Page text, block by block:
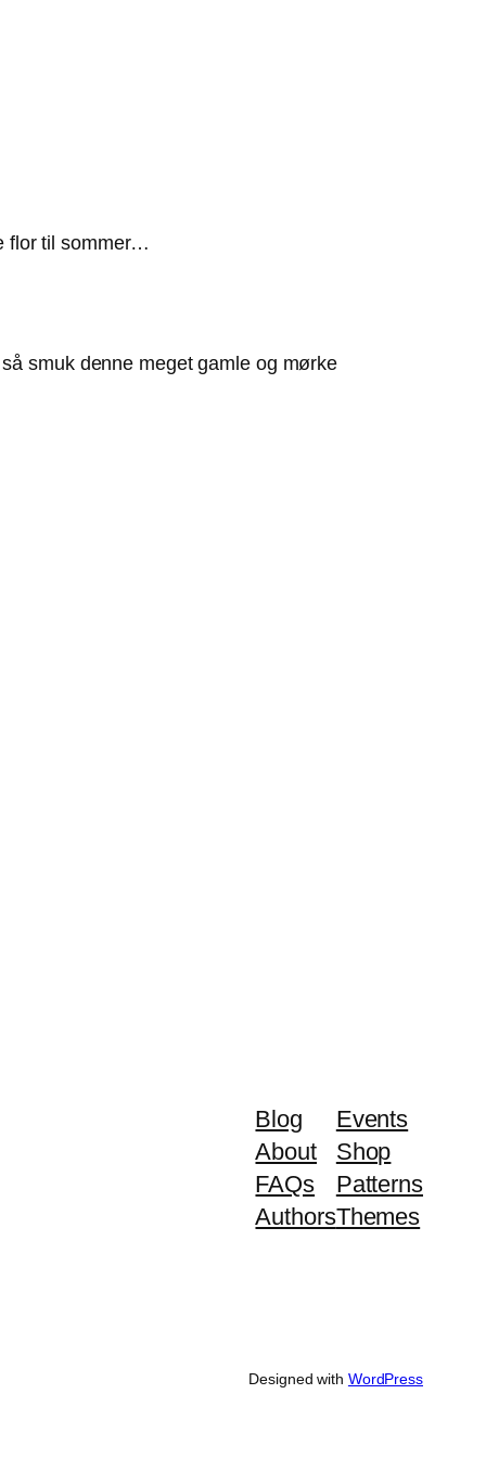
flor til sommer…
smuk denne meget gamle og mørke
Blog
About
FAQs
Authors
Events
Shop
Patterns
Themes
Designed with WordPress